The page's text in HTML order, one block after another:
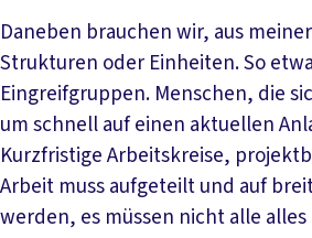
Daneben brauchen wir, aus
Strukturen oder Einheiten. So
Eingreifgruppen. Menschen, die
um schnell auf einen aktuellen
Kurzfristige Arbeitskreise,
Arbeit muss aufgeteilt und auf
werden, es müssen nicht alle